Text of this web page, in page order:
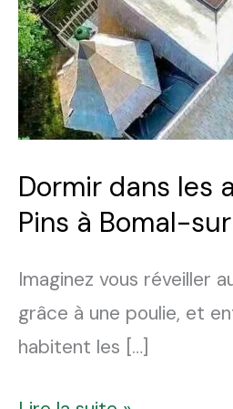
Dormir dans les
Pins à Bomal-
Imaginez vous réveiller
grâce à une poulie, et
habitent les […]